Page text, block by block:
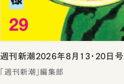
週刊新潮2026年8月13・20日号
「週刊新潮」編集部